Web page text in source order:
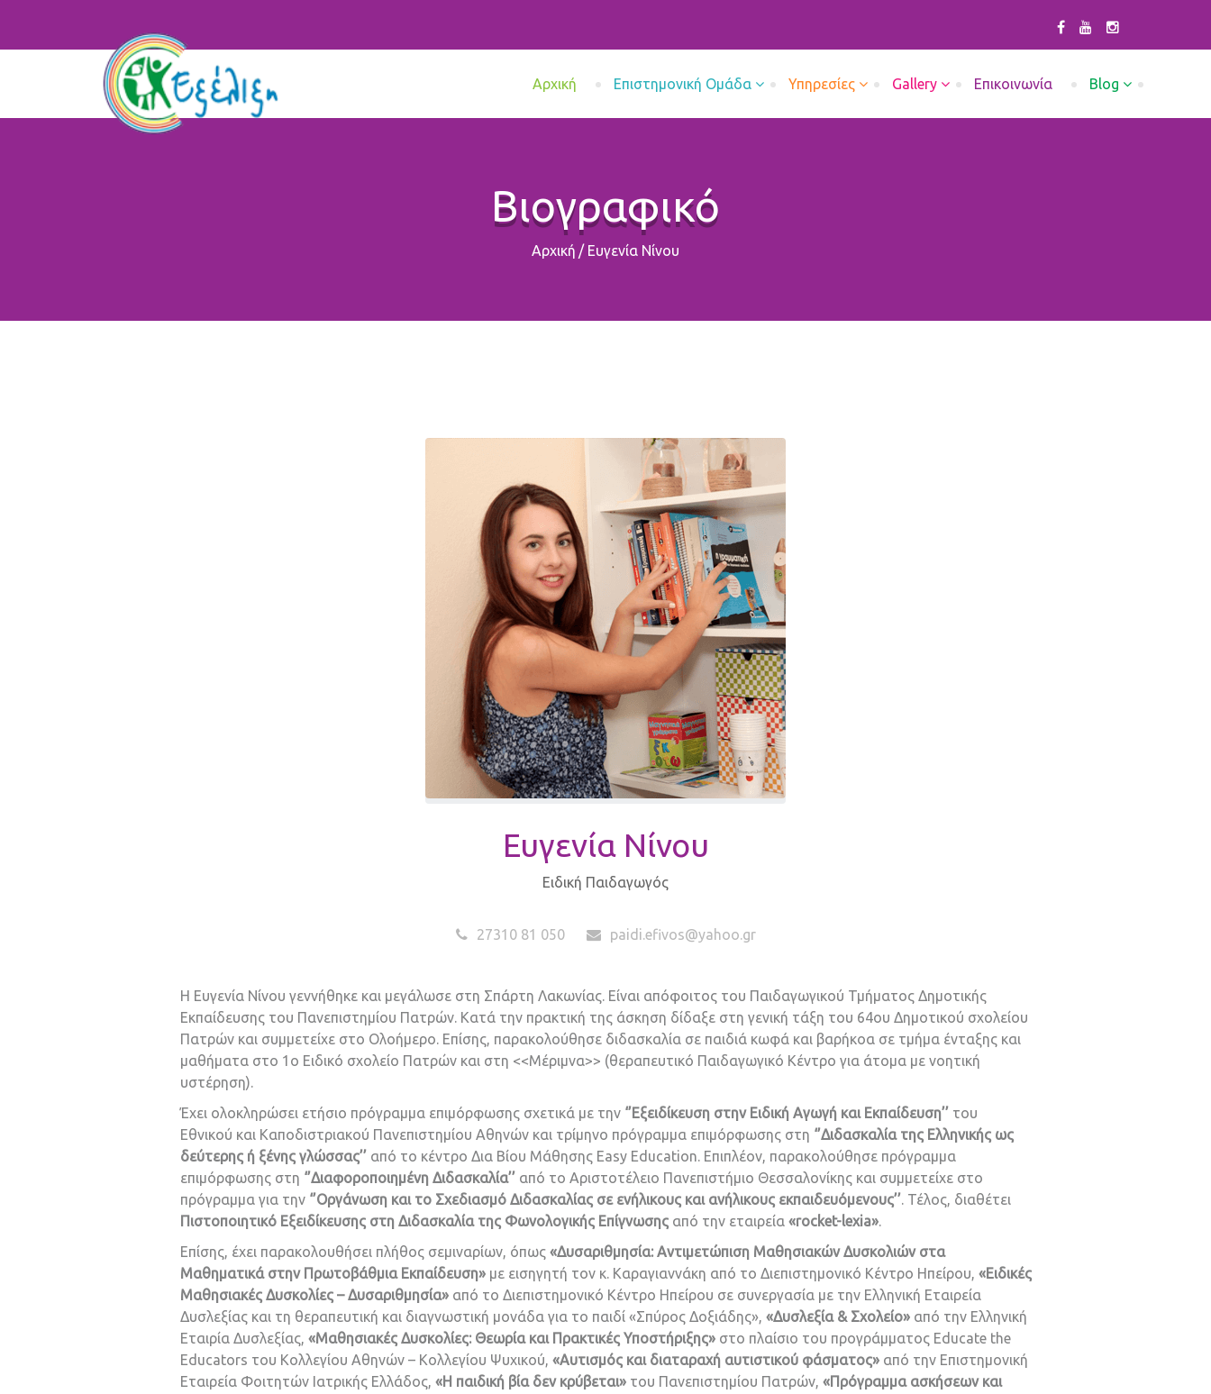
Aρχική Επιστημονική Ομάδα Υπηρεσίες Gallery Επικοινωνία Blog
Βιογραφικό
Αρχική / Ευγενία Νίνου
Ευγενία Νίνου
Ειδική Παιδαγωγός
27310 81 050 paidi.efivos@yahoo.gr
Η Ευγενία Νίνου γεννήθηκε και μεγάλωσε στη Σπάρτη Λακωνίας. Είναι απόφοιτος του Παιδαγωγικού Τμήματος Δημοτικής
Εκπαίδευσης του Πανεπιστημίου Πατρών. Κατά την πρακτική της άσκηση δίδαξε στη γενική τάξη του 64ου Δημοτικού σχολείου
Πατρών και συμμετείχε στο Ολοήμερο. Επίσης, παρακολούθησε διδασκαλία σε παιδιά κωφά και βαρήκοα σε τμήμα ένταξης και
μαθήματα στο 1ο Ειδικό σχολείο Πατρών και στη <<Μέριμνα>> (θεραπευτικό Παιδαγωγικό Κέντρο για άτομα με νοητική
υστέρηση).
Έχει ολοκληρώσει ετήσιο πρόγραμμα επιμόρφωσης σχετικά με την ‘’Εξειδίκευση στην Ειδική Αγωγή και Εκπαίδευση’’του
Εθνικού και Καποδιστριακού Πανεπιστημίου Αθηνών και τρίμηνο πρόγραμμα επιμόρφωσης στη ‘’Διδασκαλία της Ελληνικής ως
δεύτερης ή ξένης γλώσσας’’από το κέντρο Δια Βίου Μάθησης Easy Education. Επιπλέον, παρακολούθησε πρόγραμμα
επιμόρφωσης στη ‘’Διαφοροποιημένη Διδασκαλία’’από το Αριστοτέλειο Πανεπιστήμιο Θεσσαλονίκης και συμμετείχε στο
πρόγραμμα για την ‘’Οργάνωση και το Σχεδιασμό Διδασκαλίας σε ενήλικους και ανήλικους εκπαιδευόμενους’’. Τέλος, διαθέτει
Πιστοποιητικό Εξειδίκευσης στη Διδασκαλία της Φωνολογικής Επίγνωσηςαπό την εταιρεία «rocket-lexia».
Επίσης, έχει παρακολουθήσει πλήθος σεμιναρίων, όπως «Δυσαριθμησία: Αντιμετώπιση Μαθησιακών Δυσκολιών στα
Μαθηματικά στην Πρωτοβάθμια Εκπαίδευση»με εισηγητή τον κ. Καραγιαννάκη από το Διεπιστημονικό Κέντρο Ηπείρου, «Ειδικές
Μαθησιακές Δυσκολίες – Δυσαριθμησία»από το Διεπιστημονικό Κέντρο Ηπείρου σε συνεργασία με την Ελληνική Εταιρεία
Δυσλεξίας και τη θεραπευτική και διαγνωστική μονάδα για το παιδί «Σπύρος Δοξιάδης», «Δυσλεξία & Σχολείο»από την Ελληνική
Εταιρία Δυσλεξίας, «Μαθησιακές Δυσκολίες: Θεωρία και Πρακτικές Υποστήριξης»στο πλαίσιο του προγράμματος Educate the
Educators του Κολλεγίου Αθηνών – Κολλεγίου Ψυχικού, «Αυτισμός και διαταραχή αυτιστικού φάσματος»από την Επιστημονική
Εταιρεία Φοιτητών Ιατρικής Ελλάδος, «Η παιδική βία δεν κρύβεται»του Πανεπιστημίου Πατρών, «Πρόγραμμα ασκήσεων και